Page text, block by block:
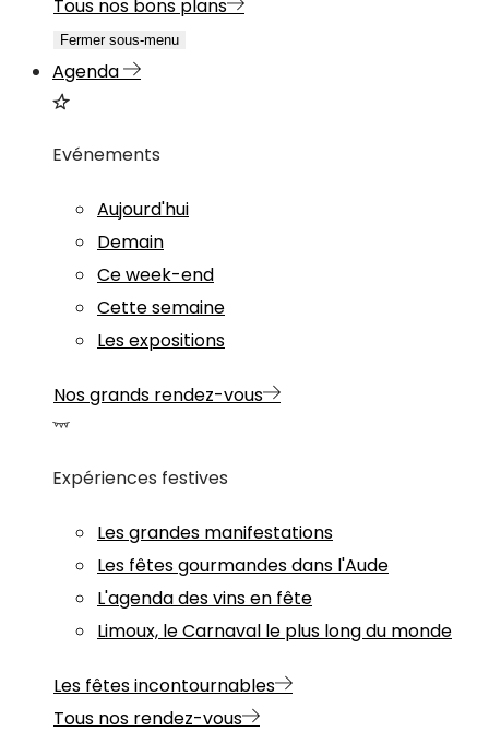
Tous nos bons plans
Fermer sous-menu
Agenda
Evénements
Aujourd'hui
Demain
Ce week-end
Cette semaine
Les expositions
Nos grands rendez-vous
Expériences festives
Les grandes manifestations
Les fêtes gourmandes dans l'Aude
L'agenda des vins en fête
Limoux, le Carnaval le plus long du monde
Les fêtes incontournables
Tous nos rendez-vous